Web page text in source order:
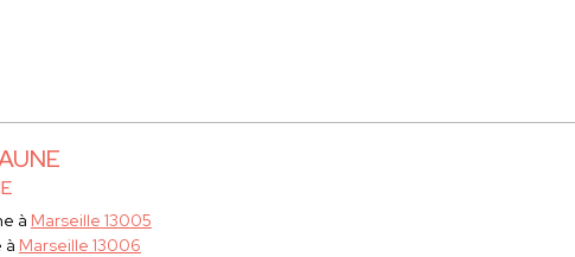
à Marseille 13005
à Marseille 13006